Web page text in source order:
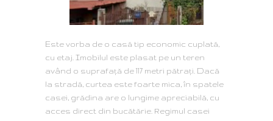
Este vorba de o casă tip economic cuplată,
cu etaj. Imobilul este plasat pe un teren
având o suprafaţă de 117 metri pătraţi. Dacă
la stradă, curtea este foarte mica, în spatele
casei, grădina are o lungime apreciabilă, cu
acces direct din bucătărie. Regimul casei